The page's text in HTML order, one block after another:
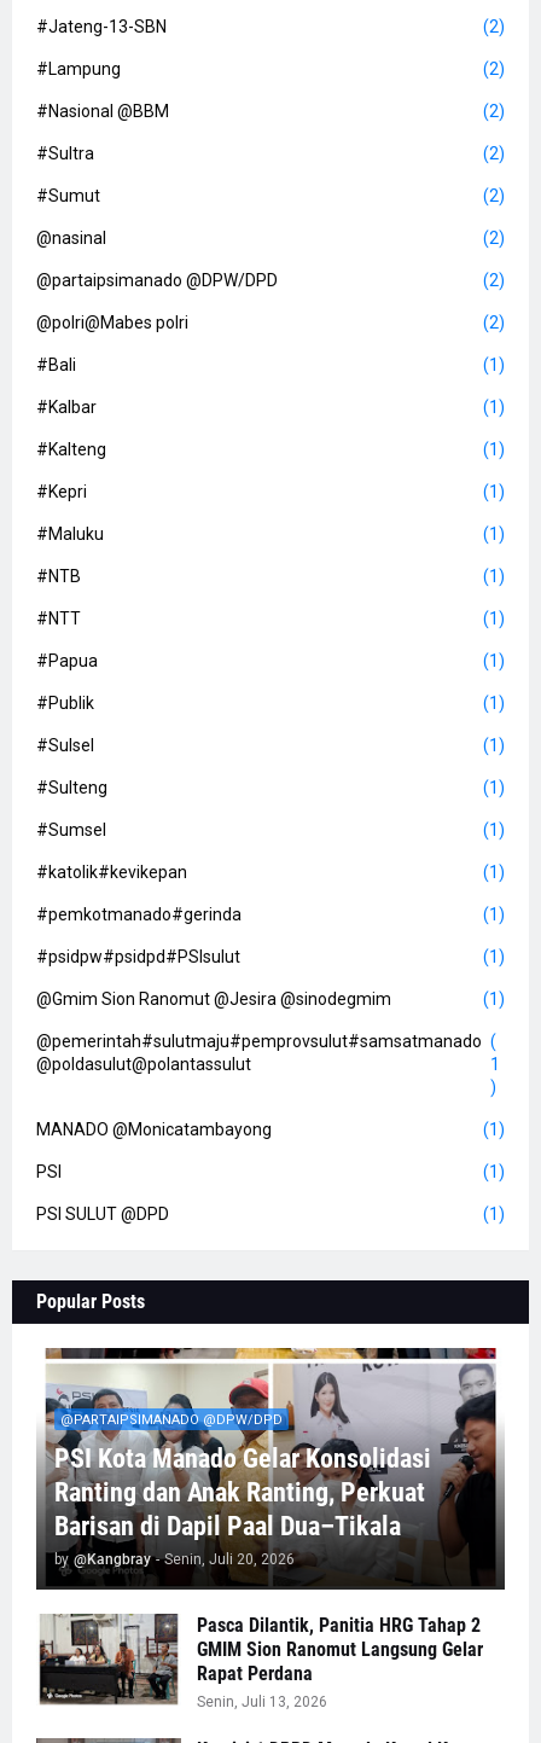
#Jateng-13-SBN (2)
#Lampung (2)
#Nasional @BBM (2)
#Sultra (2)
#Sumut (2)
@nasinal (2)
@partaipsimanado @DPW/DPD (2)
@polri@Mabes polri (2)
#Bali (1)
#Kalbar (1)
#Kalteng (1)
#Kepri (1)
#Maluku (1)
#NTB (1)
#NTT (1)
#Papua (1)
#Publik (1)
#Sulsel (1)
#Sulteng (1)
#Sumsel (1)
#katolik#kevikepan (1)
#pemkotmanado#gerinda (1)
#psidpw#psidpd#PSIsulut (1)
@Gmim Sion Ranomut @Jesira @sinodegmim (1)
@pemerintah#sulutmaju#pemprovsulut#samsatmanado
@poldasulut@polantassulut
(
1
)
MANADO @Monicatambayong (1)
PSI (1)
PSI SULUT @DPD (1)
Popular Posts
@PARTAIPSIMANADO @DPW/DPD
PSI Kota Manado Gelar Konsolidasi
Ranting dan Anak Ranting, Perkuat
Barisan di Dapil Paal Dua–Tikala
by @Kangbray - Senin, Juli 20, 2026
Pasca Dilantik, Panitia HRG Tahap 2
GMIM Sion Ranomut Langsung Gelar
Rapat Perdana
Senin, Juli 13, 2026